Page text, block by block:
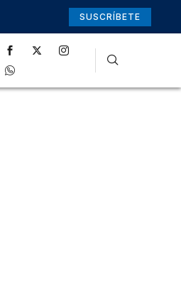
SUSCRÍBETE